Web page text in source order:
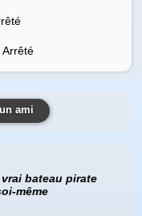
Arrêté
ami
bateau pirate
même